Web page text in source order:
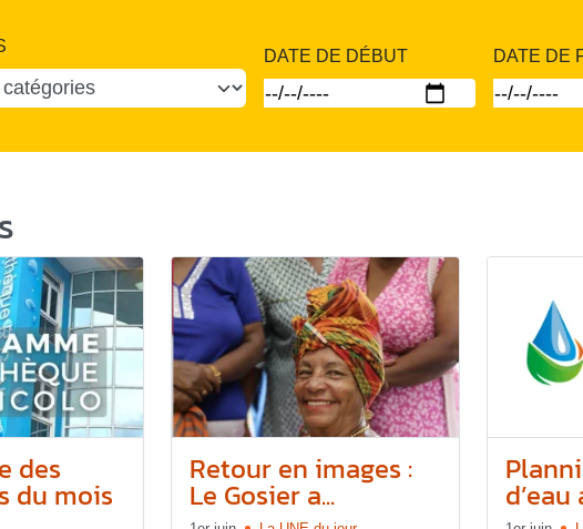
DATE DE DÉBUT DATE DE
des
du mois
Retour en images :
Le Gosier a... d’eau